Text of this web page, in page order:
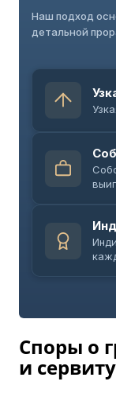
Наш подход
детальной
Споры о
и